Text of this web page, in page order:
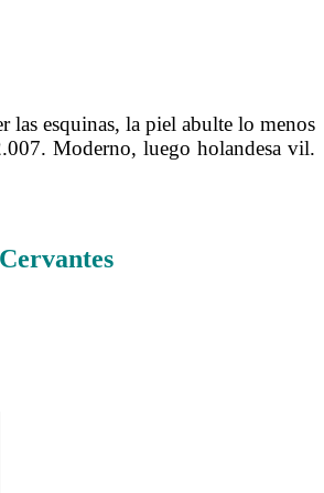
las esquinas, la piel abulte lo menos
Moderno, luego holandesa vil.